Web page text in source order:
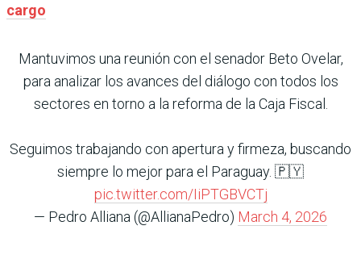
cargo
Mantuvimos una reunión con el senador Beto Ovelar,
para analizar los avances del diálogo con todos los
sectores en torno a la reforma de la Caja Fiscal.
Seguimos trabajando con apertura y firmeza, buscando
siempre lo mejor para el Paraguay. 🇵🇾
pic.twitter.com/IiPTGBVCTj
— Pedro Alliana (@AllianaPedro) March 4, 2026